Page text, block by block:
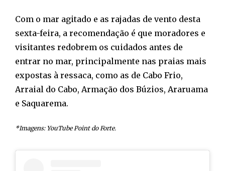
Com o mar agitado e as rajadas de vento desta
sexta-feira, a recomendação é que moradores e
visitantes redobrem os cuidados antes de
entrar no mar, principalmente nas praias mais
expostas à ressaca, como as de Cabo Frio,
Arraial do Cabo, Armação dos Búzios, Araruama
e Saquarema.
*Imagens: YouTube Point do Forte.